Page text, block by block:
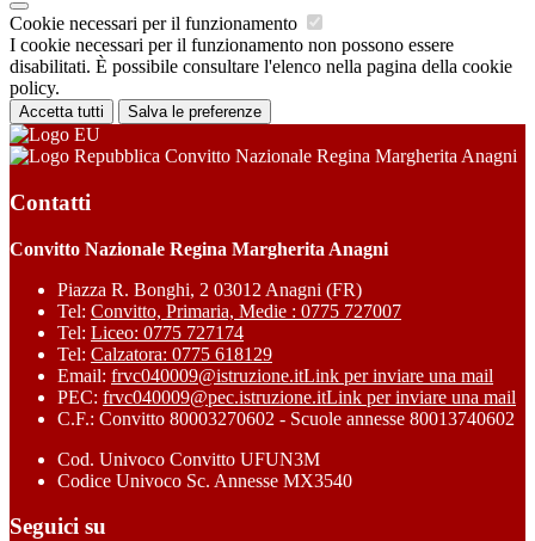
Cookie necessari per il funzionamento
I cookie necessari per il funzionamento non possono essere
disabilitati. È possibile consultare l'elenco nella pagina della cookie
policy.
Accetta tutti Salva le preferenze
Convitto Nazionale Regina Margherita Anagni
Contatti
Convitto Nazionale Regina Margherita Anagni
Piazza R. Bonghi, 2 03012 Anagni (FR)
Tel: Convitto, Primaria, Medie : 0775 727007
Tel: Liceo: 0775 727174
Tel: Calzatora: 0775 618129
Email: frvc040009@istruzione.itLink per inviare una mail
PEC: frvc040009@pec.istruzione.itLink per inviare una mail
C.F.: Convitto 80003270602 - Scuole annesse 80013740602
Cod. Univoco Convitto UFUN3M
Codice Univoco Sc. Annesse MX3540
Seguici su